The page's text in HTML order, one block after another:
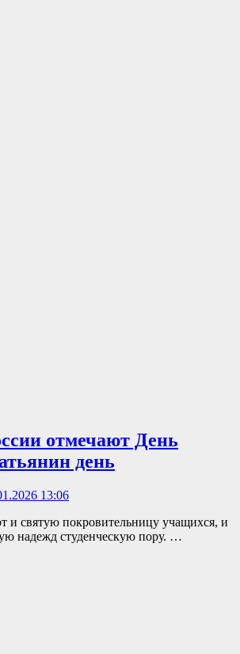
отмечают День
день
13:06
и святую покровительницу учащихся, и
надежд студенческую пору. …